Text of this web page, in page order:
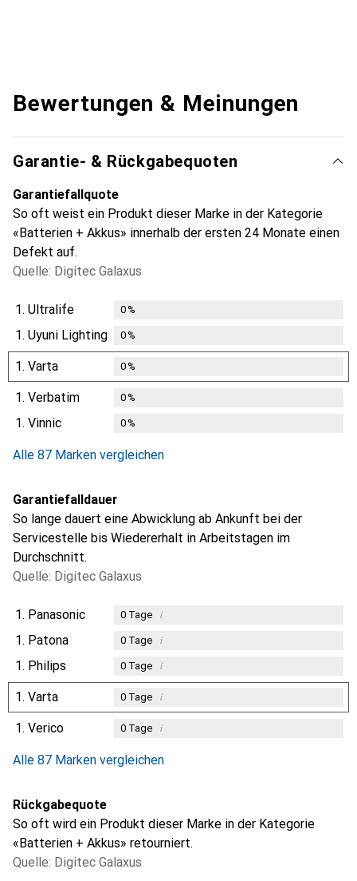
Bewertungen & Meinungen
Garantie- & Rückgabequoten
Garantiefallquote
So oft weist ein Produkt dieser Marke in der Kategorie
«Batterien + Akkus» innerhalb der ersten 24 Monate einen
Defekt auf.
Quelle: Digitec Galaxus
1. Ultralife 0%
1. Uyuni Lighting 0%
1. Varta 0%
1. Verbatim 0%
1. Vinnic 0%
Alle 87 Marken vergleichen
Garantiefalldauer
So lange dauert eine Abwicklung ab Ankunft bei der
Servicestelle bis Wiedererhalt in Arbeitstagen im
Durchschnitt.
Quelle: Digitec Galaxus
1. Panasonic 0Tage i
1. Patona 0Tage i
1. Philips 0Tage i
1. Varta 0Tage i
1. Verico 0Tage i
Alle 87 Marken vergleichen
Rückgabequote
So oft wird ein Produkt dieser Marke in der Kategorie
«Batterien + Akkus» retourniert.
Quelle: Digitec Galaxus